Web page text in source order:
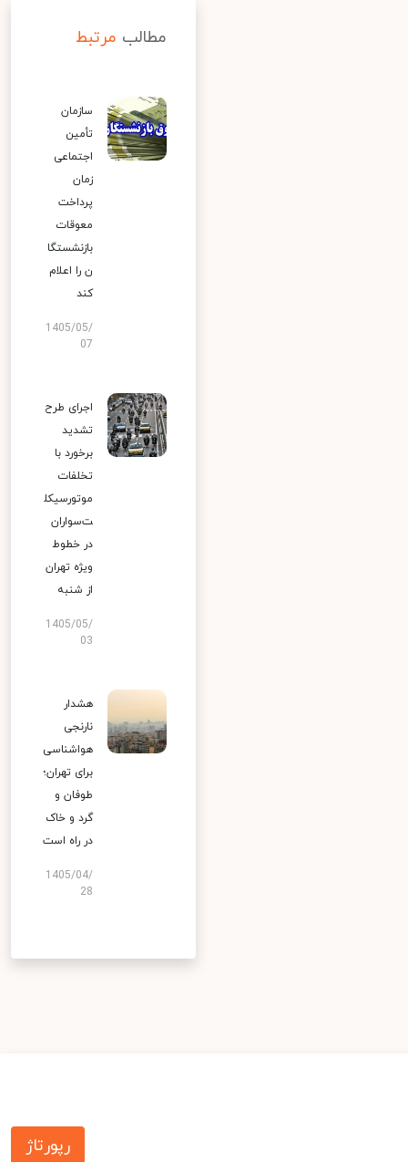
مطالب مرتبط
سازمان
تأمین
اجتماعی
زمان
پرداخت
معوقات
بازنشستگا
ن را اعلام
کند
1405/05/
07
اجرای طرح
تشدید
برخورد با
تخلفات
موتورسیکل
ت‌سواران
در خطوط
ویژه تهران
از شنبه
1405/05/
03
هشدار
نارنجی
هواشناسی
برای تهران؛
طوفان و
گرد و خاک
در راه است
1405/04/
28
رپورتاژ